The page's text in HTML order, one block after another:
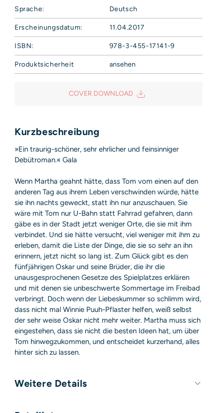
Sprache: Deutsch
Erscheinungsdatum: 11.04.2017
ISBN: 978-3-455-17141-9
Produktsicherheit
ansehen
Sicherheitshinweis entsprechend Art. 9 Abs. 7 S. 2 der
GPSRentbehrlich
COVER DOWNLOAD
Kurzbeschreibung
»Ein traurig-schöner, sehr ehrlicher und feinsinniger
Debütroman.« Gala
Wenn Martha geahnt hätte, dass Tom vom einen auf den
anderen Tag aus ihrem Leben verschwinden würde, hätte
sie ihn nachts geweckt, statt ihn nur anzuschauen. Sie
wäre mit Tom nur U-Bahn statt Fahrrad gefahren, dann
gäbe es in der Stadt jetzt weniger Orte, die sie mit ihm
verbindet. Und sie hätte versucht, viel weniger mit ihm zu
erleben, damit die Liste der Dinge, die sie so sehr an ihn
erinnern, jetzt nicht so lang ist. Zum Glück gibt es den
fünfjährigen Oskar und seine Brüder, die ihr die
unausgesprochenen Gesetze des Spielplatzes erklären
und mit denen sie unbeschwerte Sommertage im Freibad
verbringt. Doch wenn der Liebeskummer so schlimm wird,
dass nicht mal Winnie Puuh-Pflaster helfen, weiß selbst
der sehr weise Oskar nicht mehr weiter. Martha muss sich
eingestehen, dass sie nicht die besten Ideen hat, um über
Tom hinwegzukommen, und entscheidet kurzerhand, alles
hinter sich zu lassen.
Weitere Details